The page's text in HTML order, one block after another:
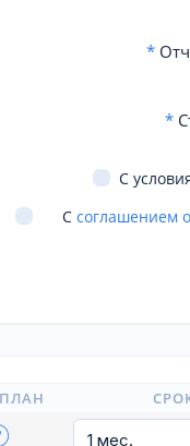
*
*
С
С соглашением